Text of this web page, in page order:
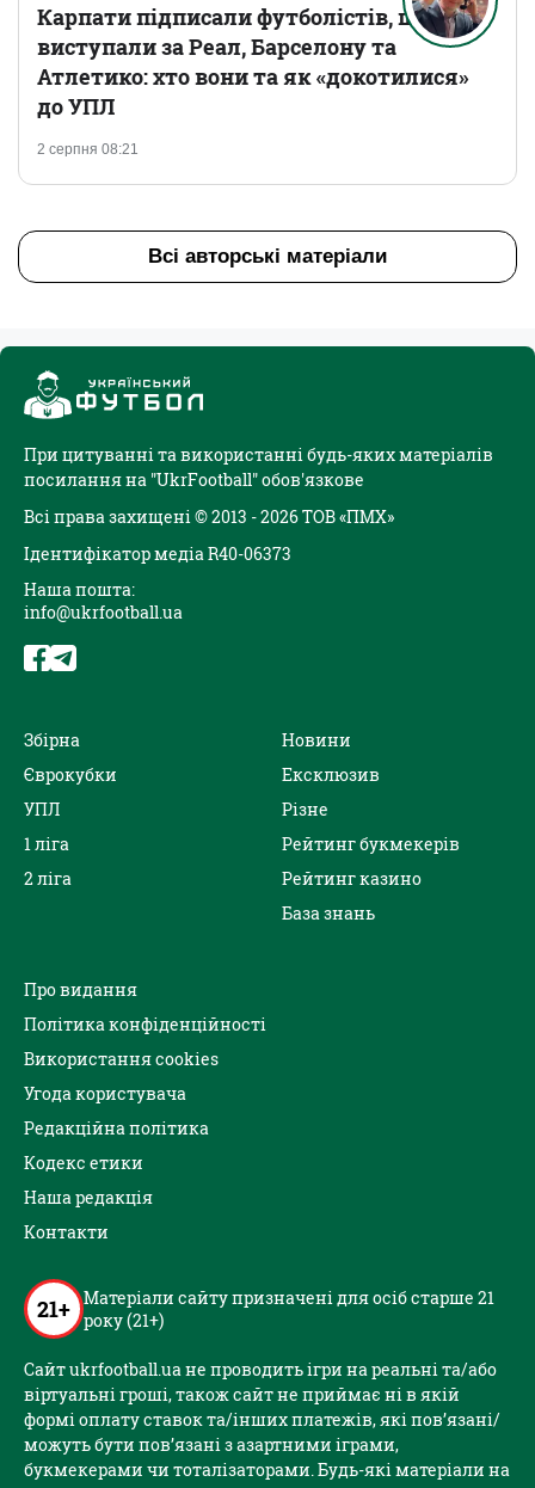
2 серпня 08:21
Карпати підписали футболістів, що
виступали за Реал, Барселону та
Атлетико: хто вони та як «докотилися»
до УПЛ
Всі авторські матеріали
При цитуванні та використанні будь-яких матеріалів
посилання на "UkrFootball" обов'язкове
Всі права захищені © 2013 - 2026 ТОВ «ПМХ»
Ідентифікатор медіа R40-06373
Наша пошта:
info@ukrfootball.ua
Збірна
Єврокубки
УПЛ
1 ліга
2 ліга
Новини
Ексклюзив
Різне
Рейтинг букмекерів
Рейтинг казино
База знань
Про видання
Політика конфіденційності
Використання cookies
Угода користувача
Редакційна політика
Кодекс етики
Наша редакція
Контакти
21+ Матеріали сайту призначені для осіб старше 21
року (21+)
Сайт ukrfootball.ua не проводить ігри на реальні та/або
віртуальні гроші, також сайт не приймає ні в якій
формі оплату ставок та/інших платежів, які пов’язані/
можуть бути пов’язані з азартними іграми,
букмекерами чи тоталізаторами. Будь-які матеріали на